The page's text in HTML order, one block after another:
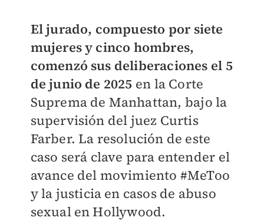
El jurado, compuesto por siete
mujeres y cinco hombres,
comenzó sus deliberaciones el 5
de junio de 2025 en la Corte
Suprema de Manhattan, bajo la
supervisión del juez Curtis
Farber. La resolución de este
caso será clave para entender el
avance del movimiento #MeToo
y la justicia en casos de abuso
sexual en Hollywood.